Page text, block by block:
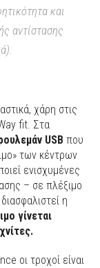
και
αντίστασης
χάρη στις
fit. Στα
USB που
των κέντρων
ενισχυμένες
– σε πλέξιμο
η
γίνεται
οι τροχοί είναι